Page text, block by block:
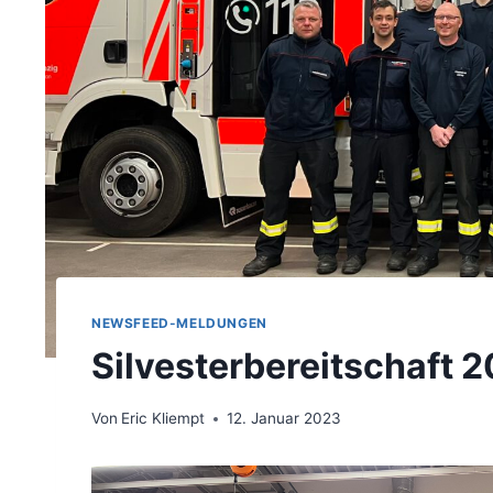
NEWSFEED-MELDUNGEN
Silvesterbereitschaft
Von Eric Kliempt 12. Januar 2023